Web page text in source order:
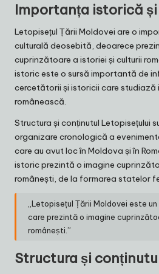
Importanța istorică
Letopisețul Țării Moldovei are o
culturală deosebită, deoarece
cuprinzătoare a istoriei și culturii
istoric este o sursă importantă de
cercetătorii și istoricii care studiază
românească.
Structura și conținutul Letopisețului
organizare cronologică a
care au avut loc în Moldova și în
istoric prezintă o imagine
românești, de la formarea statelor
„Letopisețul Țării Moldovei este
care prezintă o imagine
românești.”
Structura și